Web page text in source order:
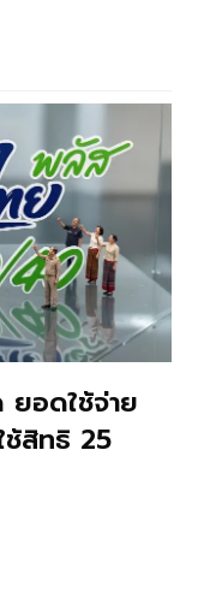
อดใช้จ่าย
ช้สิทธิ 25